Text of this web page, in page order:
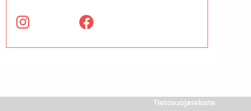
Tietosuojaseloste